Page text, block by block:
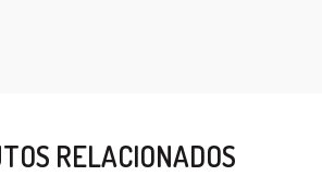
RELACIONADOS